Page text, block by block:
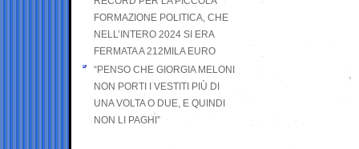
FORMAZIONE POLITICA, CHE
NELL’INTERO 2024 SI ERA
FERMATA A 212MILA EURO
“PENSO CHE GIORGIA MELONI
NON PORTI I VESTITI PIÙ DI
UNA VOLTA O DUE, E QUINDI
NON LI PAGHI”